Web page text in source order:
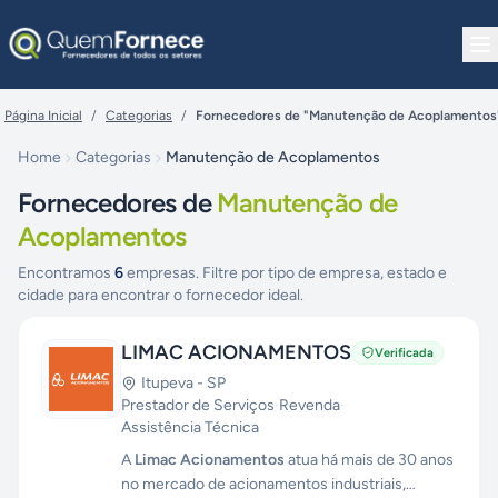
Página Inicial / Categorias / Fornecedores de "Manutenção de
Home Categorias Manutenção de Acoplamentos
Fornecedores de Manutenção de
Acoplamentos
Encontramos 6empresas. Filtre por tipo de empresa, estado e
cidade para encontrar o fornecedor ideal.
LIMAC ACIONAMENTOS Verificada
Itupeva - SP
Prestador de Serviços·Revenda·
Assistência Técnica
A Limac Acionamentos atua há mais de 30 anos
no mercado de acionamentos industriais,